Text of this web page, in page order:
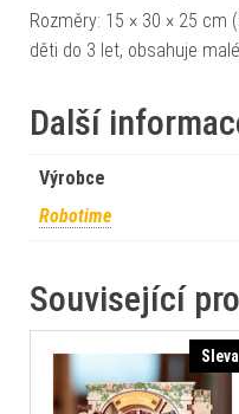
Rozměry: 15 × 30 × 25 cm
děti do 3 let, obsahuje
Další
Výrobce
Robotime
Související